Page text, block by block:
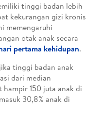
tinggi badan lebih
kekurangan gizi kronis
memengaruhi
otak anak secara
pertama kehidupan.
tinggi badan anak
dari median
150 juta anak di
30,8% anak di